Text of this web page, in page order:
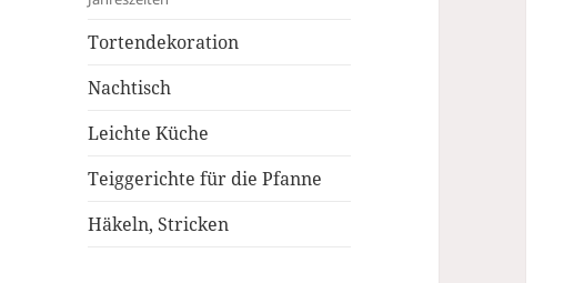
Tortendekoration
Nachtisch
Leichte Küche
Teiggerichte für die Pfanne
Häkeln, Stricken